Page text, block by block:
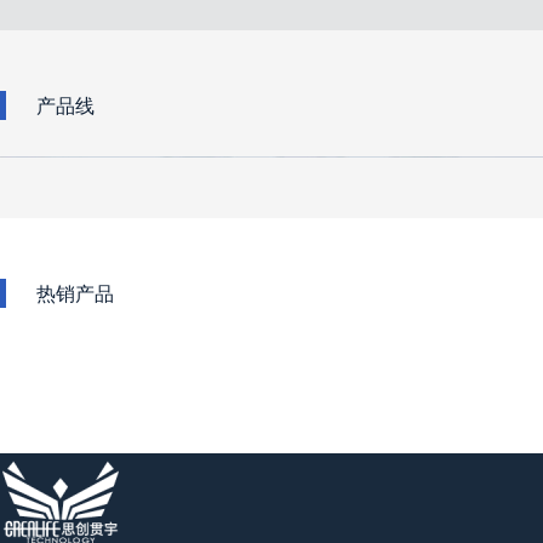
产品线
热销产品